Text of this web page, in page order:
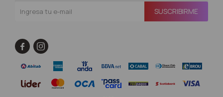
SUSCRIBIRME
 